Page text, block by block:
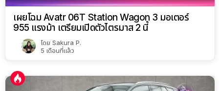
เผยโฉม Avatr 06T Station Wagon 3 มอเตอร์
955 แรงม้า เตรียมเปิดตัวไตรมาส 2 นี้
โดย Sakura P.
5 เดือนที่แล้ว